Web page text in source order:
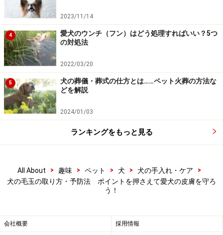
るようして切り目を入れる。刃先で皮膚を傷つけな
いように注意。その後、コームやスリッカーで毛玉
を少しずつほぐす。
場合によってはごく薄めたリンス液や毛玉取り用ロ
ーションを毛に吹きかけて作業するとほぐしやすく
なる。
自分で無理な場合は、ドッグサロンなどに処置をお
願いする。
ペットエステ 毛玉取りローション 140ml
2023/11/14
4
愛犬のウンチ（フン）はどう処理すればいい？5つ
の対処法
2022/03/20
5
犬の葬儀・葬式の仕方とは……ペット火葬の方法な
どを解説
2024/01/03
ランキングをもっと見る
All About > 趣味 > ペット > 犬 > 犬の手入れ・ケア
>
犬の毛玉の取り方・予防法 ポイントを押さえて愛犬の皮膚を守ろ
う！
会社概要 採用情報